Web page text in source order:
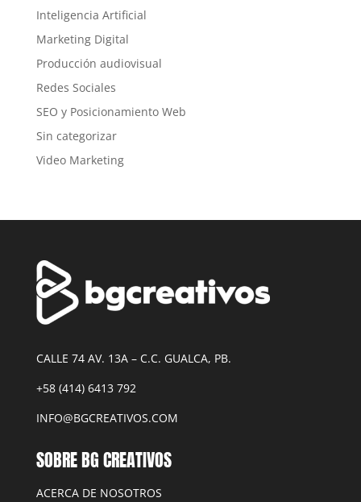
Inteligencia Artificial
Marketing Digital
Producción audiovisual
Redes Sociales
SEO y Posicionamiento Web
Sin categorizar
Video Marketing
CALLE 74 AV. 13A – C.C. GUALCA, PB.
+58 (414) 6413 792
INFO@BGCREATIVOS.COM
SOBRE BG CREATIVOS
ACERCA DE NOSOTROS